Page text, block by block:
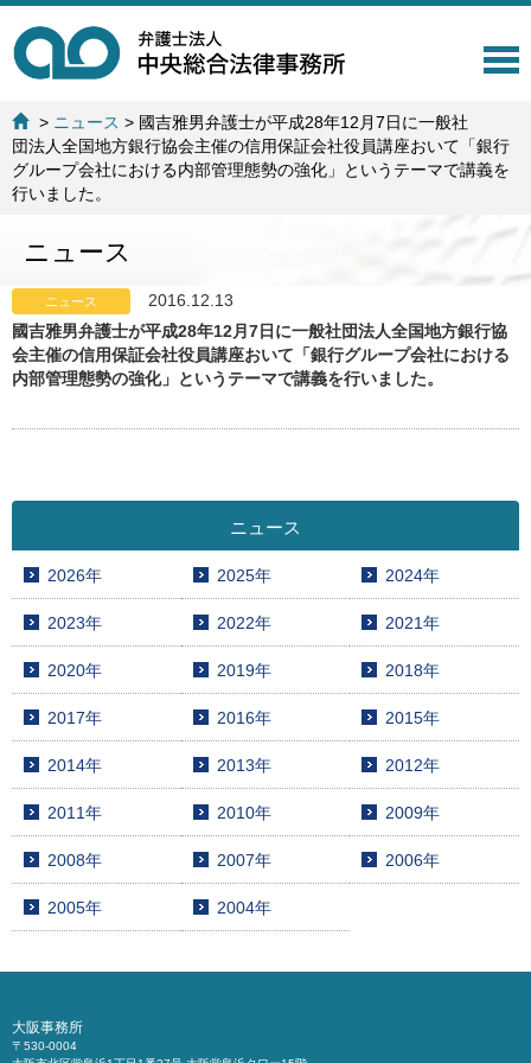
T
l
e
t
i
> ニュース > 國吉雅男弁護士が平成28年12月7日に一般社
団法人全国地方銀行協会主催の信用保証会社役員講座おいて「銀行
グループ会社における内部管理態勢の強化」というテーマで講義を
行いました。
ニュース
ニュース
2016.12.13
國吉雅男弁護士が平成28年12月7日に一般社団法人全国地方銀行協
会主催の信用保証会社役員講座おいて「銀行グループ会社における
内部管理態勢の強化」というテーマで講義を行いました。
ニュース
2026年 2025年 2024年
2023年 2022年 2021年
2020年 2019年 2018年
2017年 2016年 2015年
2014年 2013年 2012年
2011年 2010年 2009年
2008年 2007年 2006年
2005年 2004年
大阪事務所
〒530-0004